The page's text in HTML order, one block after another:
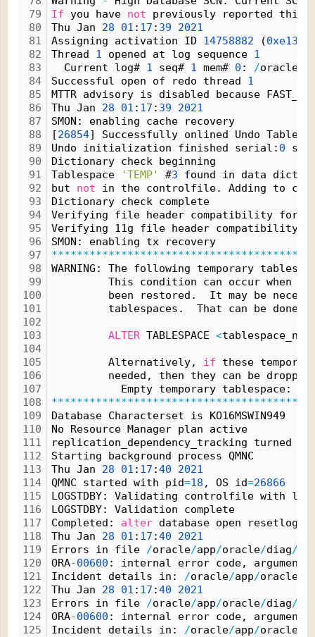
79
80
81
82
83
84
85
86
87
88
89
90
91
92
93
94
95
96
97
98
99
100
101
102
103
104
105
106
107
108
109
110
111
112
113
114
115
116
117
118
119
120
121
122
123
124
125
If you have not previously reported this
Thu Jan 28 01 : 17 : 39
2021
Assigning activation ID 14758882 (
Thread 1 opened at log sequence 1
Current log# 1 seq# 1 mem# 0 : /oracle
Successful open of redo thread 1
MTTR advisory is disabled because
Thu Jan 28 01 : 17 : 39
2021
SMON: enabling cache recovery
[26854] Successfully onlined Undo
Undo initialization finished serial: 0
Dictionary check beginning
Tablespace
'TEMP' #3 found in data
but not in the controlfile. Adding to
Dictionary check complete
Verifying file header compatibility for
Verifying 11g file header compatibility
SMON: enabling tx recovery
***************************************
WARNING: The following temporary
This condition can occur when a
been restored.  It may be
tablespaces.  That can be done
ALTER TABLESPACE <
Alternatively, if these
needed, then they can be
Empty temporary tablespace:
***************************************
Database Characterset is KO16MSWIN949
No Resource Manager plan active
replication_dependency_tracking turned
Starting background process QMNC
Thu Jan 28 01 : 17 :40
2021
QMNC started with pid=18 , OS id=26866
LOGSTDBY: Validating controlfile with
LOGSTDBY: Validation complete
Completed: alter database open resetlogs
Thu Jan 28 01 : 17 :40
2021
Errors in file /oracle/app/oracle/diag/
ORA-00600 : internal error code,
Incident details in: /oracle/app/oracle
Thu Jan 28 01 : 17 :40
2021
Errors in file /oracle/app/oracle/diag/
ORA-00600 : internal error code,
Incident details in: /oracle/app/oracle